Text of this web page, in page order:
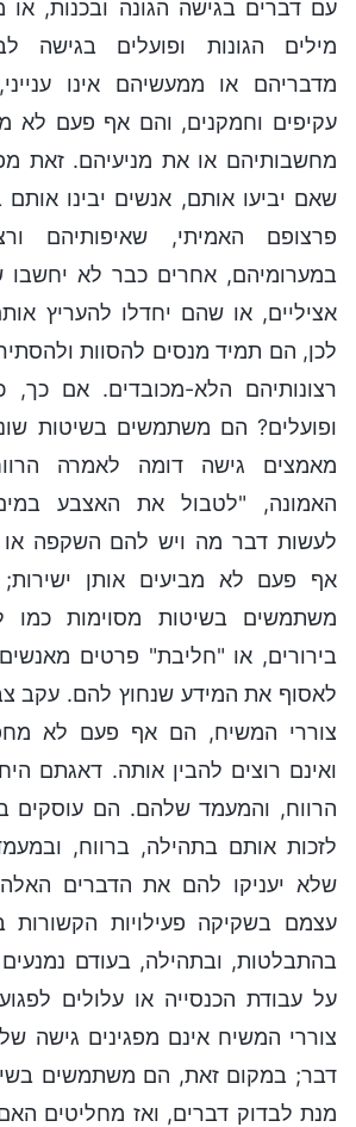
עם דברים בגישה הגונה ובכנות,
מילים הגונות ופועלים בגישה
מדבריהם או ממעשיהם אינו
עקיפים וחמקנים, והם אף פעם לא
מחשבותיהם או את מניעיהם. זאת
שאם יביעו אותם, אנשים יבינו
פרצופם האמיתי, שאיפותיהם
במערומיהם, אחרים כבר לא יחשבו
אציליים, או שהם יחדלו להעריץ
לכן, הם תמיד מנסים להסוות
רצונותיהם הלא-מכובדים. אם כך,
ופועלים? הם משתמשים בשיטות
מאמצים גישה דומה לאמרה
האמונה, "לטבול את האצבע
לעשות דבר מה ויש להם השקפה
אף פעם לא מביעים אותן
משתמשים בשיטות מסוימות כמו
בירורים, או "חליבת" פרטים
לאסוף את המידע שנחוץ להם. עקב
צוררי המשיח, הם אף פעם לא
ואינם רוצים להבין אותה. דאגתם
הרווח, והמעמד שלהם. הם עוסקים
לזכות אותם בתהילה, ברווח,
שלא יעניקו להם את הדברים
עצמם בשקיקה פעילויות הקשורות
בהתבלטות, ובתהילה, בעודם
על עבודת הכנסייה או עלולים
צוררי המשיח אינם מפגינים גישה
דבר; במקום זאת, הם משתמשים
מנת לבדוק דברים, ואז מחליטים